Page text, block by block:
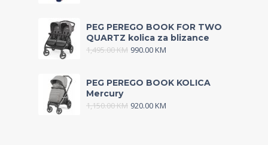
PEG PEREGO BOOK FOR TWO
QUARTZ kolica za blizance
1,495.00KM 990.00KM
PEG PEREGO BOOK KOLICA
Mercury
1,150.00KM 920.00KM